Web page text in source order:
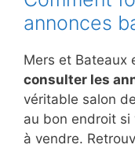
annonces
Mers et Bateaux
consulter les
véritable salon
au bon endroit si
à vendre.